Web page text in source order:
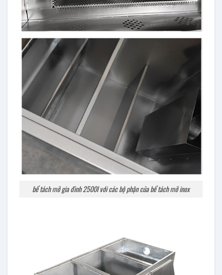
bể tách mỡ gia đình 2500l với các bộ phận của bể tách mỡ inox